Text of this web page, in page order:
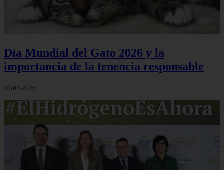
Día Mundial del Gato 2026 y la
importancia de la tenencia responsable
20/02/2026